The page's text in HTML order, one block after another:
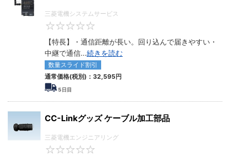
三菱電機システムサービス
【特長】・通信距離が長い。回り込んで届きやすい・
中継で通信...続きを読む
数量スライド割引
通常価格(税別)： 32,595円
5日目
CC-Linkグッズ ケーブル加工部品
三菱電機エンジニアリング